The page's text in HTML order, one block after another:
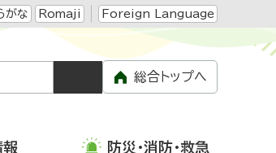
がな Romaji Foreign Language
総合トップへ
報 防災・消防・救急